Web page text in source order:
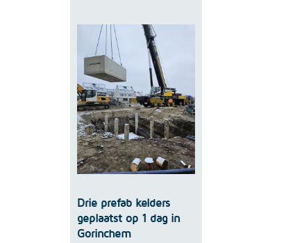
Drie prefab kelders
geplaatst op 1 dag in
Gorinchem